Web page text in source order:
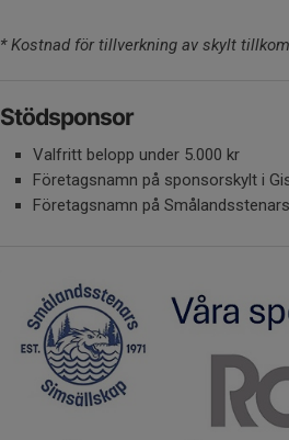
* Kostnad för tillverkning av skylt
Stödsponsor
Valfritt belopp under 5.000 kr
Företagsnamn på sponsorskylt i
Företagsnamn på